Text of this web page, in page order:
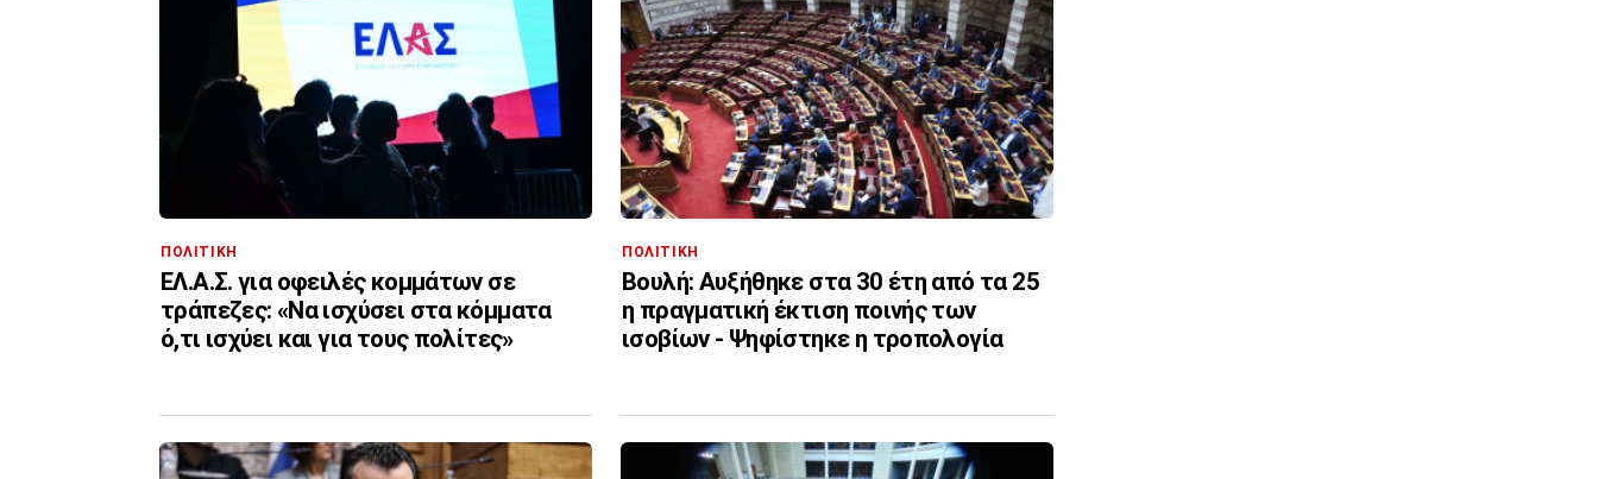
ΠΟΛΙΤΙΚΗ
ΕΛ.Α.Σ. για οφειλές κομμάτων σε
τράπεζες: «Να ισχύσει στα κόμματα
ό,τι ισχύει και για τους πολίτες»
ΠΟΛΙΤΙΚΗ
Βουλή: Αυξήθηκε στα 30 έτη από τα 25
η πραγματική έκτιση ποινής των
ισοβίων - Ψηφίστηκε η τροπολογία